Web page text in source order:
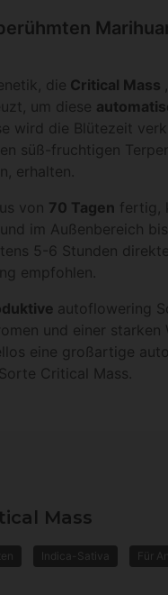
die Critical Mass
um diese
wird die Blütezeit
süß-fruchtigen
erhalten.
von 70 Tagen fertig,
im Außenbereich
5-6 Stunden
empfohlen.
autoflowering
und einer starken
eine großartige
Critical Mass.
Mass
Indica-Sativa Für